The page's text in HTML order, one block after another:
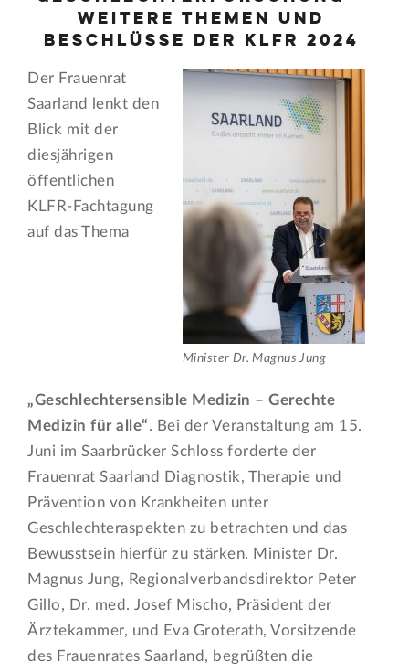
weitere Themen und
Beschlüsse der KLFR 2024
Minister Dr. Magnus Jung
Der Frauenrat
Saarland lenkt den
Blick mit der
diesjährigen
öffentlichen
KLFR-Fachtagung
auf das Thema
„Geschlechtersensible Medizin – Gerechte
Medizin für alle“. Bei der Veranstaltung am 15.
Juni im Saarbrücker Schloss forderte der
Frauenrat Saarland Diagnostik, Therapie und
Prävention von Krankheiten unter
Geschlechteraspekten zu betrachten und das
Bewusstsein hierfür zu stärken. Minister Dr.
Magnus Jung, Regionalverbandsdirektor Peter
Gillo, Dr. med. Josef Mischo, Präsident der
Ärztekammer, und Eva Groterath, Vorsitzende
des Frauenrates Saarland, begrüßten die